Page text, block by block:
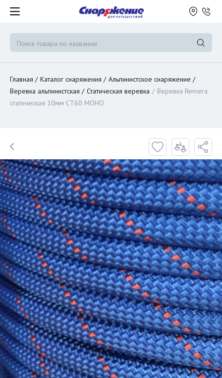
Главная Каталог снаряжения
Альпинистское снаряжение
Веревка альпинистская
Статическая веревка
Веревка Remera
статическая 10мм СТ60 МОНО